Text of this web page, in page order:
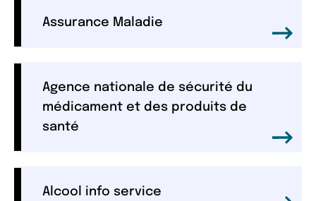
Assurance Maladie
Agence nationale de sécurité du
médicament et des produits de
santé
Alcool info service